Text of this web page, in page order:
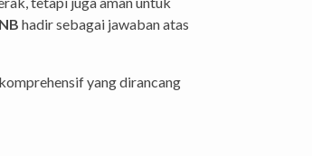
hadir sebagai jawaban atas
yang dirancang